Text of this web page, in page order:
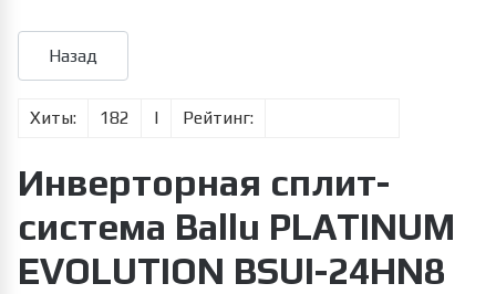
Хиты: 182 | Рейтинг:
Инверторная сплит-
система Ballu PLATINUM
EVOLUTION BSUI-24HN8